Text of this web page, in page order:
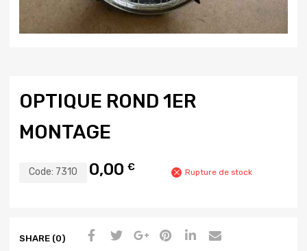
OPTIQUE ROND 1ER
MONTAGE
Code: 7310 0,00 € Rupture de stock
SHARE (0)